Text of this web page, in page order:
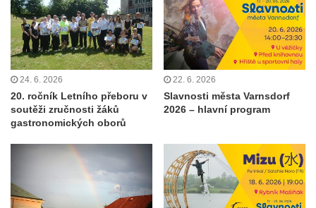
24. 6. 2026
20. ročník Letního přeboru v
soutěži zručnosti žáků
gastronomických oborů
22. 6. 2026
Slavnosti města Varnsdorf
2026 – hlavní program